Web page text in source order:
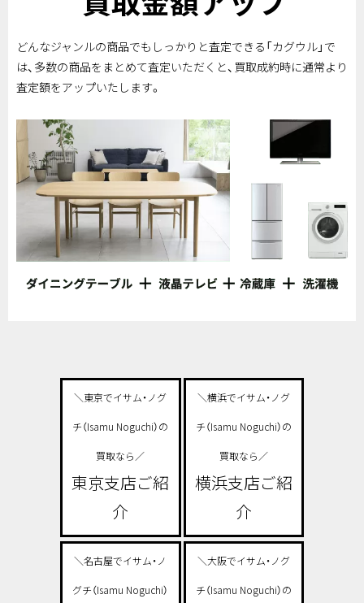
どんなジャンルの商品でもしっかりと査定できる「カグウル」で
は、多数の商品をまとめて査定いただくと、買取成約時に通常より
査定額をアップいたします。
＼東京でイサム・ノグ
チ（Isamu Noguchi）の
買取なら／
東京支店ご紹
介
＼横浜でイサム・ノグ
チ（Isamu Noguchi）の
買取なら／
横浜支店ご紹
介
＼名古屋でイサム・ノ
グチ（Isamu Noguchi）
＼大阪でイサム・ノグ
チ（Isamu Noguchi）の